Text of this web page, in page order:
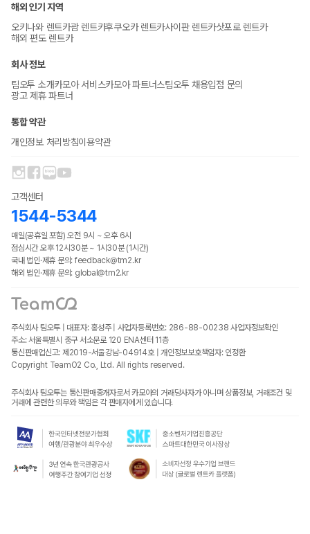
해외 인기 지역
오키나와 렌트카괌 렌트카후쿠오카 렌트카사이판 렌트카삿포로 렌트카
해외 편도 렌트카
회사 정보
팀오투 소개카모아 서비스카모아 파트너스팀오투 채용입점 문의
광고 제휴 파트너
통합 약관
개인정보 처리방침이용약관
고객센터
1544-5344
매일(공휴일 포함) 오전 9시 ~ 오후 6시
점심시간 오후 12시30분 ~ 1시30분 (1시간)
국내 법인·제휴 문의: feedback@tm2.kr
해외 법인·제휴 문의: global@tm2.kr
주식회사 팀오투 | 대표자: 홍성주 | 사업자등록번호: 286-88-00238 사업자정보확인
주소: 서울특별시 중구 서소문로 120 ENA센터 11층
통신판매업신고: 제2019-서울강남-04914호 | 개인정보보호책임자: 인정환
Copyright TeamO2 Co., Ltd. All rights reserved.
주식회사 팀오투는 통신판매중개자로서 카모아의 거래당사자가 아니며 상품정보, 거래조건 및
거래에 관련한 의무와 책임은 각 판매자에게 있습니다.